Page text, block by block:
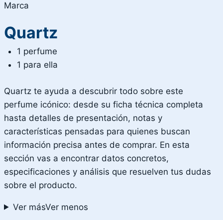
Marca
Quartz
1 perfume
1 para ella
Quartz te ayuda a descubrir todo sobre este
perfume icónico: desde su ficha técnica completa
hasta detalles de presentación, notas y
características pensadas para quienes buscan
información precisa antes de comprar. En esta
sección vas a encontrar datos concretos,
especificaciones y análisis que resuelven tus dudas
sobre el producto.
Ver másVer menos